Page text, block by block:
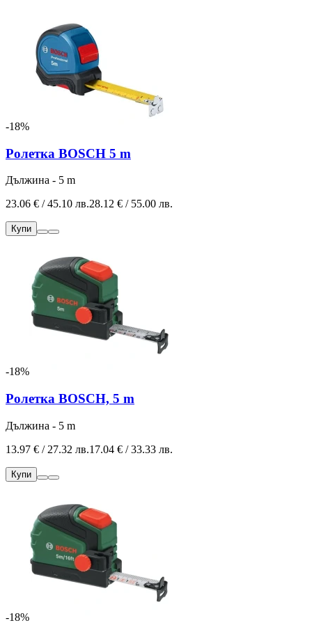
-18%
Ролетка BOSCH 5 m
Дължина - 5 m
23.06 € / 45.10 лв.28.12 € / 55.00 лв.
Купи
-18%
Ролетка BOSCH, 5 m
Дължина - 5 m
13.97 € / 27.32 лв.17.04 € / 33.33 лв.
Купи
-18%